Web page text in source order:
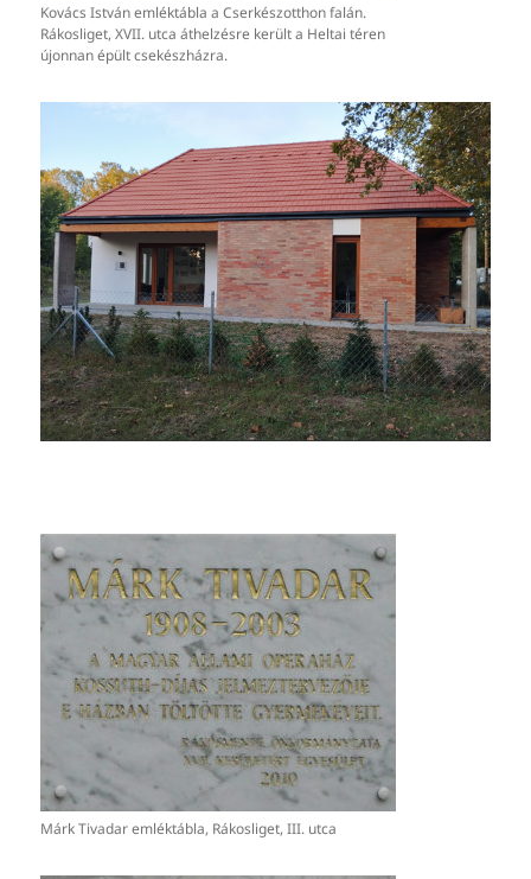
Kovács István emléktábla a Cserkészotthon falán.
Rákosliget, XVII. utca áthelzésre került a Heltai téren
újonnan épült csekészházra.
Márk Tivadar emléktábla, Rákosliget, III. utca